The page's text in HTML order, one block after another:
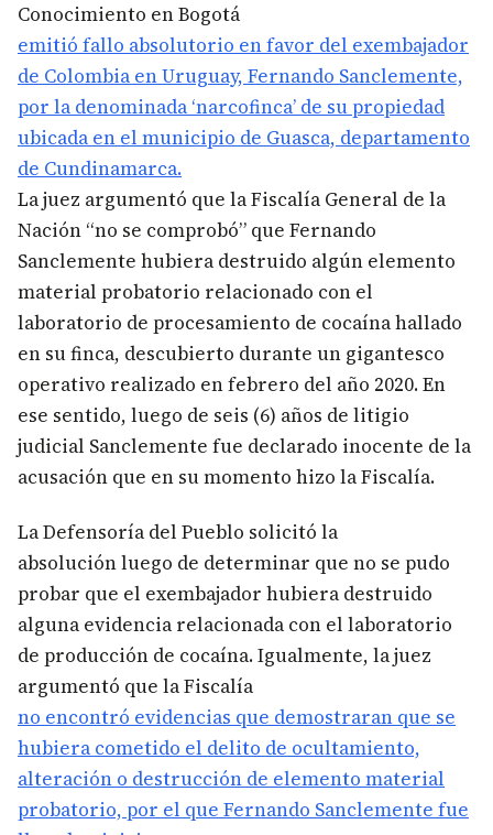
Conocimiento en Bogotá
emitió fallo absolutorio en favor del exembajador
de Colombia en Uruguay, Fernando Sanclemente,
por la denominada ‘narcofinca’ de su propiedad
ubicada en el municipio de Guasca, departamento
de Cundinamarca.
La juez argumentó que la Fiscalía General de la
Nación “no se comprobó” que Fernando
Sanclemente hubiera destruido algún elemento
material probatorio relacionado con el
laboratorio de procesamiento de cocaína hallado
en su finca, descubierto durante un gigantesco
operativo realizado en febrero del año 2020. En
ese sentido, luego de seis (6) años de litigio
judicial Sanclemente fue declarado inocente de la
acusación que en su momento hizo la Fiscalía.
La Defensoría del Pueblo solicitó la
absolución luego de determinar que no se pudo
probar que el exembajador hubiera destruido
alguna evidencia relacionada con el laboratorio
de producción de cocaína.Igualmente, la juez
argumentó que la Fiscalía
no encontró evidencias que demostraran que se
hubiera cometido el delito de ocultamiento,
alteración o destrucción de elemento material
probatorio, por el que Fernando Sanclemente fue